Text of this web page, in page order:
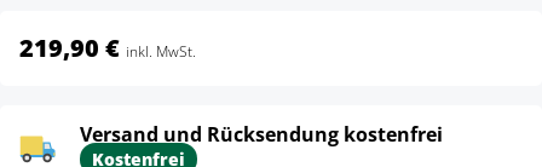
219,90 € inkl. MwSt.
Versand und Rücksendung kostenfrei
Kostenfrei